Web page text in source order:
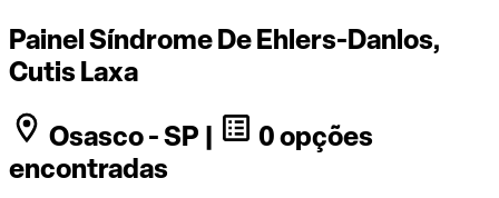
Painel Síndrome De Ehlers-Danlos,
Cutis Laxa
Osasco - SP |
0 opções
encontradas